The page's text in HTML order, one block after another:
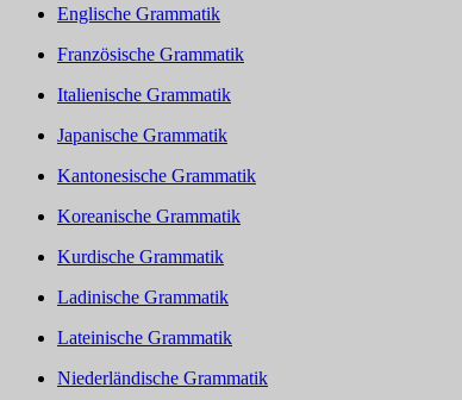
Englische Grammatik
Französische Grammatik
Italienische Grammatik
Japanische Grammatik
Kantonesische Grammatik
Koreanische Grammatik
Kurdische Grammatik
Ladinische Grammatik
Lateinische Grammatik
Niederländische Grammatik